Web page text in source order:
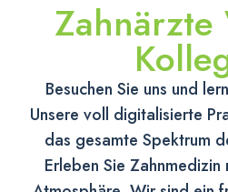
Ihre Zahnärzte in
Wir freuen
Sie!
Zahnärzte
Besuchen Sie uns und
Unsere voll digitalisierte
das gesamte Spektrum
Erleben Sie